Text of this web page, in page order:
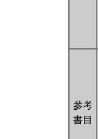
參考
書目